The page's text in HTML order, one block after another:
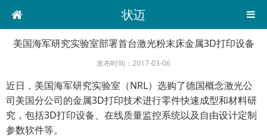
状迈
美国海军研究实验室部署首台激光粉末床金属3D打印设备
发布时间：2017-03-06
近日，美国海军研究实验室（NRL）选购了德国概念激光公
司美国分公司的金属3D打印技术进行零件快速成型和材料研
究，包括3D打印设备、在线质量监控系统以及自由设计定制
参数软件等。